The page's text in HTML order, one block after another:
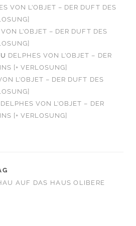
VON L’OBJET – DER DUFT DES
L’OBJET – DER DUFT DES
DELPHES VON L’OBJET – DER
[+ VERLOSUNG]
L’OBJET – DER DUFT DES
DELPHES VON L’OBJET – DER
[+ VERLOSUNG]
AUF DAS HAUS OLIBERE